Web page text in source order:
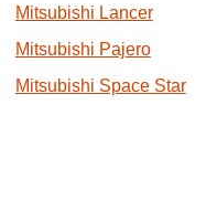
Mitsubishi Lancer
Mitsubishi Pajero
Mitsubishi Space Star